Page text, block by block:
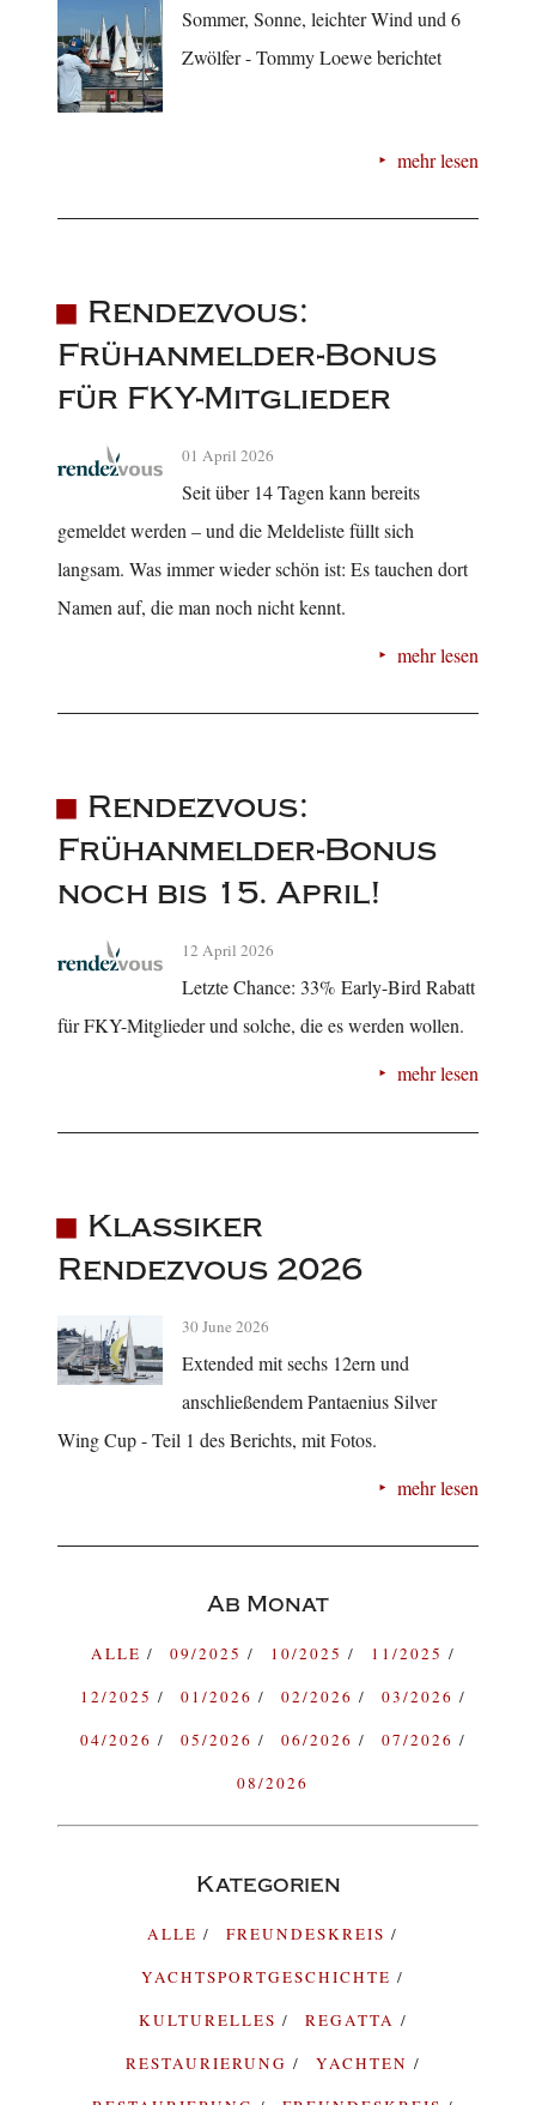
Sommer, Sonne, leichter Wind und 6
Zwölfer - Tommy Loewe berichtet
mehr lesen
Rendezvous:
Frühanmelder-Bonus
für FKY-Mitglieder
01 April 2026
Seit über 14 Tagen kann bereits
gemeldet werden – und die Meldeliste füllt sich
langsam. Was immer wieder schön ist: Es tauchen dort
Namen auf, die man noch nicht kennt.
mehr lesen
Rendezvous:
Frühanmelder-Bonus
noch bis 15. April!
12 April 2026
Letzte Chance: 33% Early-Bird Rabatt
für FKY-Mitglieder und solche, die es werden wollen.
mehr lesen
Klassiker
Rendezvous 2026
30 June 2026
Extended mit sechs 12ern und
anschließendem Pantaenius Silver
Wing Cup - Teil 1 des Berichts, mit Fotos.
mehr lesen
Ab Monat
ALLE 09/2025 10/2025
11/2025
12/2025
01/2026 02/2026
03/2026
04/2026
05/2026 06/2026
07/2026
08/2026
Kategorien
ALLE
FREUNDESKREIS
YACHTSPORTGESCHICHTE
KULTURELLES
REGATTA
RESTAURIERUNG
YACHTEN